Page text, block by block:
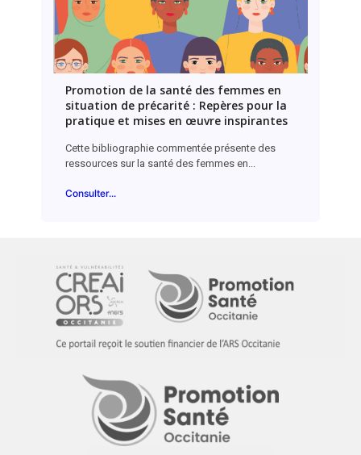
Promotion de la santé des femmes en
situation de précarité : Repères pour la
pratique et mises en œuvre inspirantes
Cette bibliographie commentée présente des
ressources sur la santé des femmes en...
Consulter...